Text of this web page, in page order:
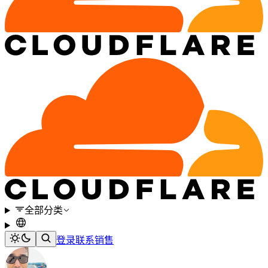
全部分类
登录联系销售